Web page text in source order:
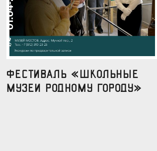
Фестиваль «Школьные
музеи родному городу»